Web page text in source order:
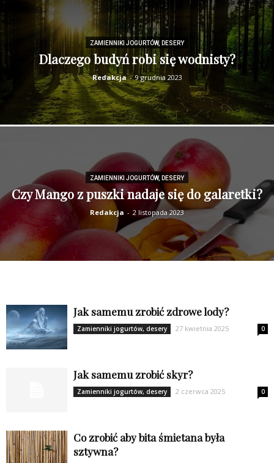
ZAMIENNIKI JOGURTÓW, DESERY
Dlaczego budyń robi się wodnisty?
Redakcja - 9 grudnia 2023
ZAMIENNIKI JOGURTÓW, DESERY
Czy Mango z puszki nadaje się do galaretki?
Redakcja - 2 listopada 2023
Jak samemu zrobić zdrowe lody?
Zamienniki jogurtów, desery 27 kwietnia 2025 0
Jak samemu zrobić skyr?
Zamienniki jogurtów, desery 2 czerwca 2025 0
Co zrobić aby bita śmietana była
sztywna?